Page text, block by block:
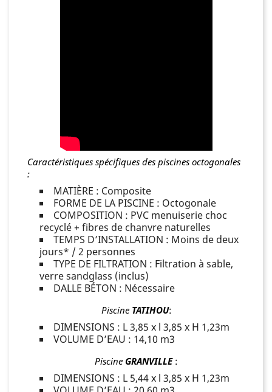
Caractéristiques spécifiques des piscines octogonales
:
MATIÈRE : Composite
FORME DE LA PISCINE : Octogonale
COMPOSITION : PVC menuiserie choc
recyclé + fibres de chanvre naturelles
TEMPS D’INSTALLATION : Moins de deux
jours* / 2 personnes
TYPE DE FILTRATION : Filtration à sable,
verre sandglass (inclus)
DALLE BÉTON : Nécessaire
Piscine TATIHOU:
DIMENSIONS : L 3,85 x l 3,85 x H 1,23m
VOLUME D’EAU : 14,10 m3
Piscine GRANVILLE :
DIMENSIONS : L 5,44 x l 3,85 x H 1,23m